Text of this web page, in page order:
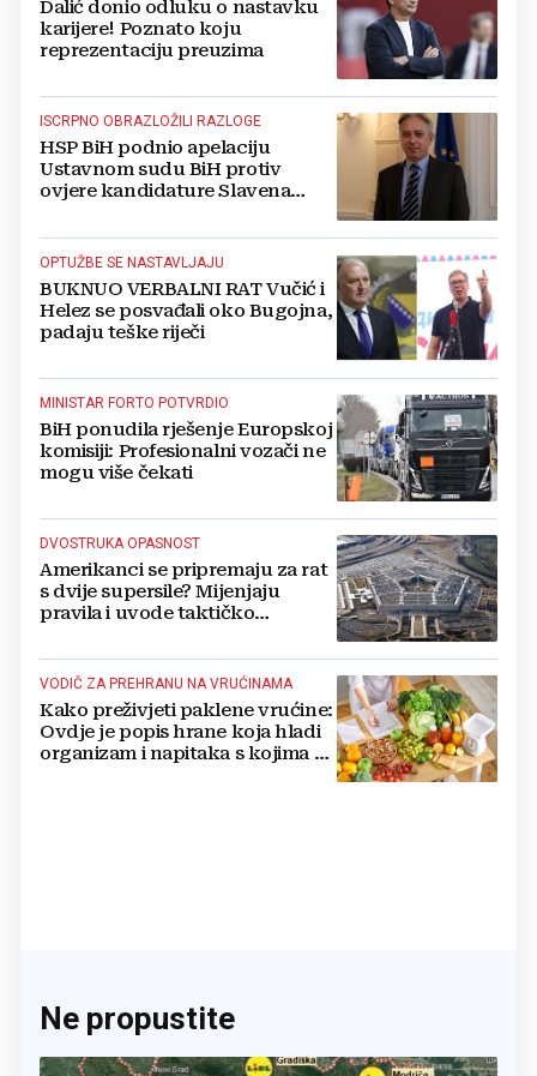
Dalić donio odluku o nastavku
karijere! Poznato koju
reprezentaciju preuzima
ISCRPNO OBRAZLOŽILI RAZLOGE
HSP BiH podnio apelaciju
Ustavnom sudu BiH protiv
ovjere kandidature Slavena
OPTUŽBE SE NASTAVLJAJU
BUKNUO VERBALNI RAT Vučić i
Helez se posvađali oko Bugojna,
padaju teške riječi
MINISTAR FORTO POTVRDIO
BiH ponudila rješenje Europskoj
komisiji: Profesionalni vozači ne
mogu više čekati
DVOSTRUKA OPASNOST
Amerikanci se pripremaju za rat
s dvije supersile? Mijenjaju
pravila i uvode taktičko
VODIČ ZA PREHRANU NA VRUĆINAMA
Kako preživjeti paklene vrućine:
Ovdje je popis hrane koja hladi
organizam i napitaka s kojima si
Ne propustite